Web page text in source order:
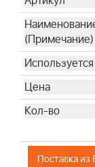
Поставка из